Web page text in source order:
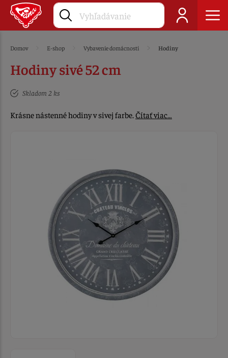
Domov E-shop Vybavenie domácnosti Hodiny
Hodiny sivé 52 cm
Skladom 2 ks
Krásne nástenné hodiny v sivej farbe.Čítať viac…